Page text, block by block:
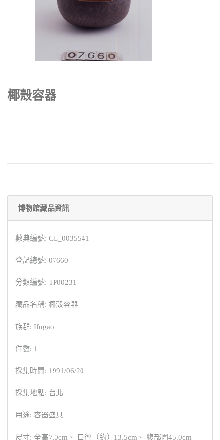
椰殼容器
博物館藏品資訊
數典編號: CL_0035541
登記總號: 07660
分類編號: TP00231
藏品名稱: 椰殼容器
族群: Ifugao
件數: 1
採集時間: 1991/06/20
採集地點: 台北
用途: 容器盛具
尺寸: 全高7.0cm、 口徑（約）13.5cm、 腹部圍45.0cm